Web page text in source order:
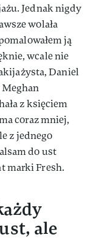
Jednak nigdy
wolała
ją
wcale nie
Daniel
Meghan
z księciem
coraz mniej,
z jednego
do ust
marki Fresh.
ale